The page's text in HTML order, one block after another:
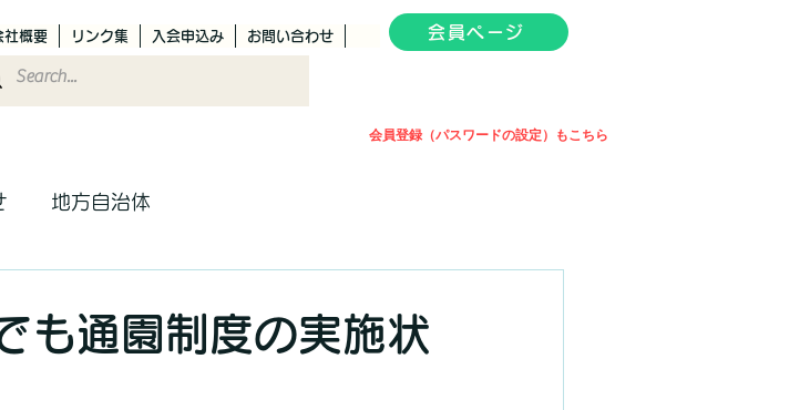
社概要 リンク集 入会申込み お問い合わせ 会員ページ
会員登録（パスワードの設定）もこちら
地方自治体
も通園制度の実施状